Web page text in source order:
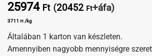
25974 Ft (20452 Ft+áfa)
3711 Ft /kg
Általában 1 karton van készleten.
Amennyiben nagyobb mennyiségre